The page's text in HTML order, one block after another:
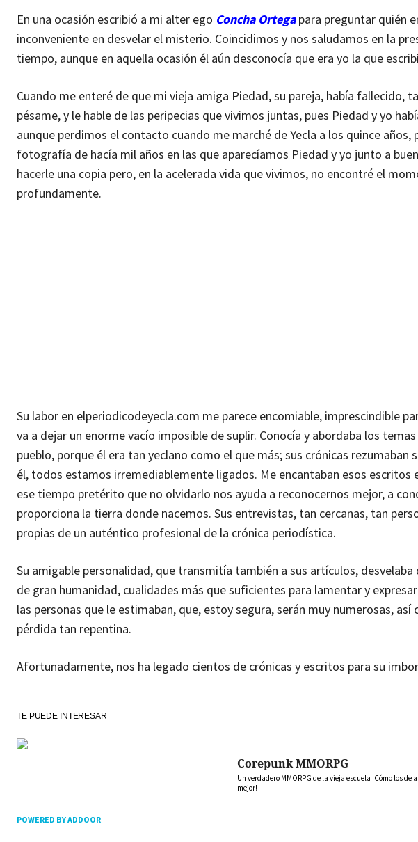
En una ocasión escribió a mi alter ego Concha Ortegapara preguntar quién
inconveniente en desvelar el misterio. Coincidimos y nos saludamos en la
tiempo, aunque en aquella ocasión él aún desconocía que era yo la que
Cuando me enteré de que mi vieja amiga Piedad, su pareja, había fallecido,
pésame, y le hable de las peripecias que vivimos juntas, pues Piedad y yo
aunque perdimos el contacto cuando me marché de Yecla a los quince
fotografía de hacía mil años en las que aparecíamos Piedad y yo junto a
hacerle una copia pero, en la acelerada vida que vivimos, no encontré el
profundamente.
Su labor en elperiodicodeyecla.com me parece encomiable, imprescindible
va a dejar un enorme vacío imposible de suplir. Conocía y abordaba los
pueblo, porque él era tan yeclano como el que más; sus crónicas
él, todos estamos irremediablemente ligados. Me encantaban esos escritos
ese tiempo pretérito que no olvidarlo nos ayuda a reconocernos mejor, a
proporciona la tierra donde nacemos. Sus entrevistas, tan cercanas, tan
propias de un auténtico profesional de la crónica periodística.
Su amigable personalidad, que transmitía también a sus artículos,
de gran humanidad, cualidades más que suficientes para lamentar y
las personas que le estimaban, que, estoy segura, serán muy numerosas,
pérdida tan repentina.
Afortunadamente, nos ha legado cientos de crónicas y escritos para su
TE PUEDE INTERESAR
Corepunk MMORPG
Un verdadero MMORPG de la vieja escuela ¡Cómo los de
mejor!
POWERED BY ADDOOR